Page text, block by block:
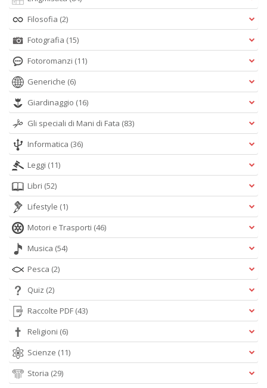
Filosofia (2)
Fotografia (15)
Fotoromanzi (11)
Generiche (6)
Giardinaggio (16)
Gli speciali di Mani di Fata (83)
Informatica (36)
Leggi (11)
Libri (52)
Lifestyle (1)
Motori e Trasporti (46)
Musica (54)
Pesca (2)
Quiz (2)
Raccolte PDF (43)
Religioni (6)
Scienze (11)
Storia (29)